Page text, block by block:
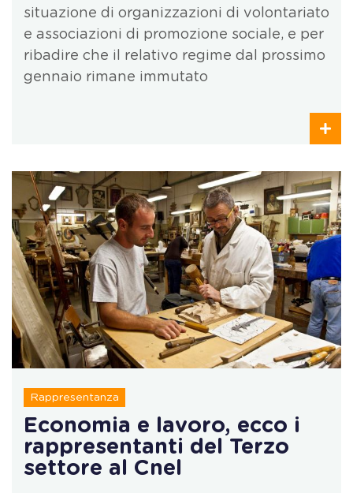
situazione di organizzazioni di volontariato
e associazioni di promozione sociale, e per
ribadire che il relativo regime dal prossimo
gennaio rimane immutato
Rappresentanza
Economia e lavoro, ecco i
rappresentanti del Terzo
settore al Cnel